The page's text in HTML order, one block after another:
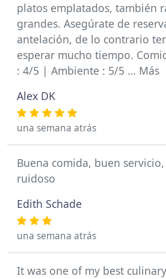
platos emplatados, también
grandes. Asegúrate de
antelación, de lo contrario
esperar mucho tiempo.
: 4/5 | Ambiente : 5/5 … Más
Alex DK
una semana atrás
Buena comida, buen
ruidoso
Edith Schade
una semana atrás
It was one of my best